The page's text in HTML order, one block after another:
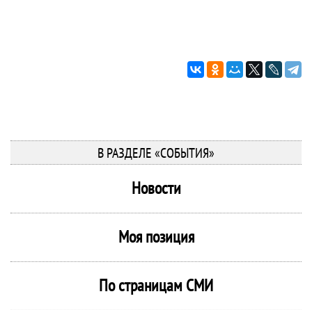
В РАЗДЕЛЕ «СОБЫТИЯ»
Новости
Моя позиция
По страницам СМИ